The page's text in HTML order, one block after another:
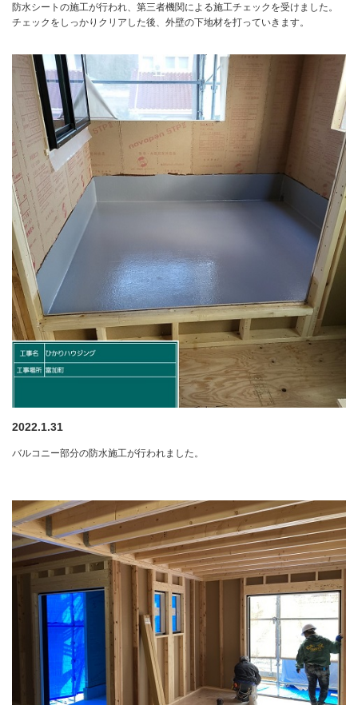
防水シートの施工が行われ、第三者機関による施工チェックを受けました。
チェックをしっかりクリアした後、外壁の下地材を打っていきます。
2022.1.31
バルコニー部分の防水施工が行われました。